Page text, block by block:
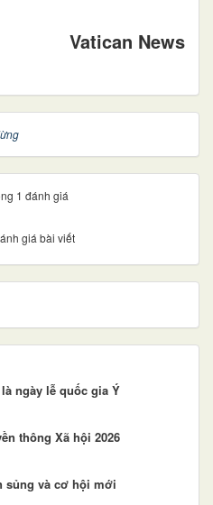
Vatican News
1 đánh giá
giá bài viết
ngày lễ quốc gia Ý
thông Xã hội 2026
sủng và cơ hội mới